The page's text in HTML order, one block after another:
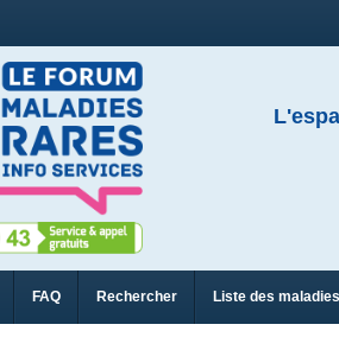
FAQ Rechercher Liste des maladies